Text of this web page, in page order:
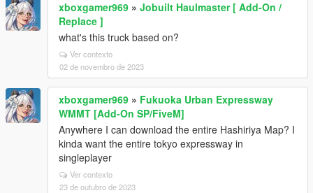
xboxgamer969 » Jobuilt Haulmaster [ Add-On /
Replace ]
what's this truck based on?
Ver contexto
02 de novembro de 2023
xboxgamer969 » Fukuoka Urban Expressway
WMMT [Add-On SP/FiveM]
Anywhere I can download the entire Hashiriya Map? I
kinda want the entire tokyo expressway in
singleplayer
Ver contexto
23 de outubro de 2023